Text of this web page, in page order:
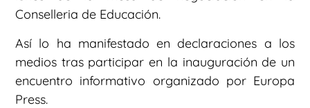
Conselleria de Educación.
Así lo ha manifestado en declaraciones a los
medios tras participar en la inauguración de un
encuentro informativo organizado por Europa
Press.